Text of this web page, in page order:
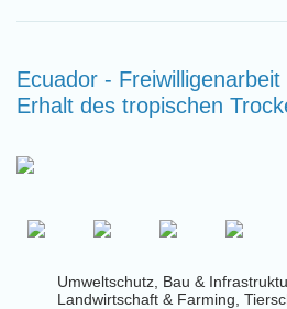
Ecuador -
Erhalt des tropischen
Umweltschutz, Bau &
Landwirtschaft & Farming,